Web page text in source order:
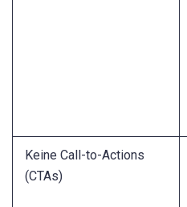
Keine Call-to-Actions
(CTAs)